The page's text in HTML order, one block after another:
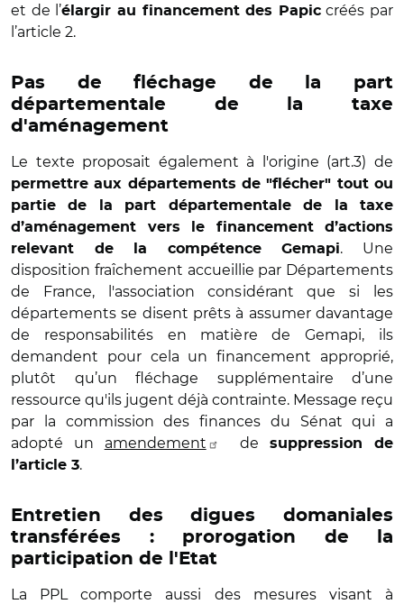
et de l’élargir au financement des Papiccréés par
l’article 2.
Pas de fléchage de la part
départementale de la taxe
d'aménagement
Le texte proposait également à l'origine (art.3) de
permettre aux départements de "flécher" tout ou
partie de la part départementale de la taxe
d’aménagement vers le financement d’actions
relevant de la compétence Gemapi. Une
disposition fraîchement accueillie par Départements
de France, l'association considérant que si les
départements se disent prêts à assumer davantage
de responsabilités en matière de Gemapi, ils
demandent pour cela un financement approprié,
plutôt qu’un fléchage supplémentaire d’une
ressource qu'ils jugent déjà contrainte. Message reçu
par la commission des finances du Sénat qui a
adopté un amendement desuppression de
l’article 3.
Entretien des digues domaniales
transférées : prorogation de la
participation de l'Etat
La PPL comporte aussi des mesures visant à